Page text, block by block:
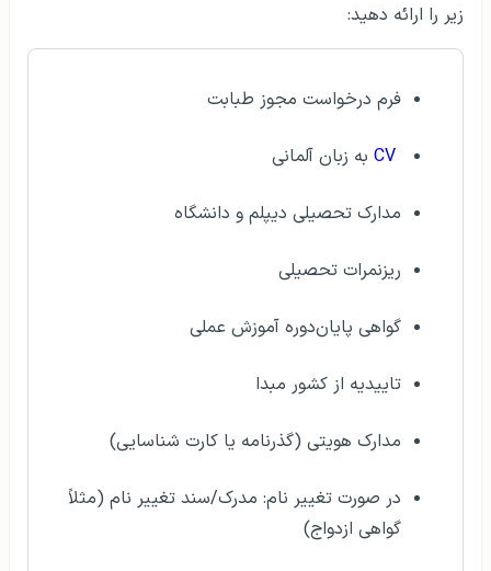
زیر را ارائه دهید:
فرم درخواست مجوز طبابت
CV به زبان آلمانی
مدارک تحصیلی دیپلم و دانشگاه
ریزنمرات تحصیلی
گواهی پایان‌دوره آموزش عملی
تاییدیه از کشور مبدا
مدارک هویتی (گذرنامه یا کارت شناسایی)
در صورت تغییر نام: مدرک/سند تغییر نام (مثلاً
گواهی ازدواج)